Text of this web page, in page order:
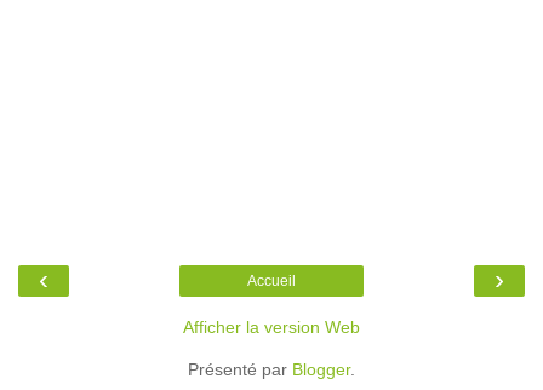
‹ ›
Accueil
Afficher la version Web
Présenté par Blogger.